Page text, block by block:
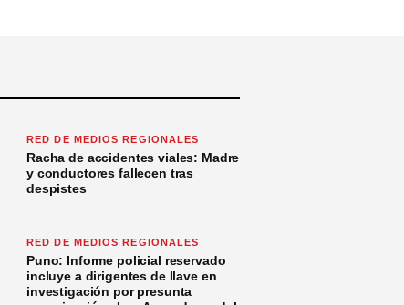
RED DE MEDIOS REGIONALES
Racha de accidentes viales: Madre
y conductores fallecen tras
despistes
RED DE MEDIOS REGIONALES
Puno: Informe policial reservado
incluye a dirigentes de Ilave en
investigación por presunta